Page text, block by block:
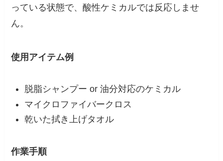
っている状態で、酸性ケミカルでは反応しませ
ん。
使用アイテム例
脱脂シャンプー or 油分対応のケミカル
マイクロファイバークロス
乾いた拭き上げタオル
作業手順